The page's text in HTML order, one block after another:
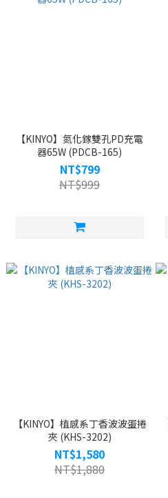
【KINYO】氮化鎵雙孔PD充電
器65W (PDCB-165)
NT$799
NT$999
【KINYO】植感系丁香波波蛋捲
夾 (KHS-3202)
NT$1,580
NT$1,880